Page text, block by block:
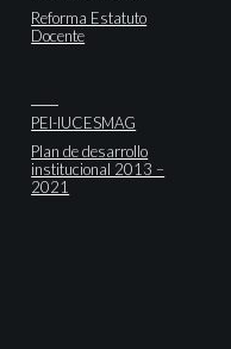
Reforma Estatuto
Docente
PEI-IUCESMAG
Plan de desarrollo
institucional 2013 –
2021